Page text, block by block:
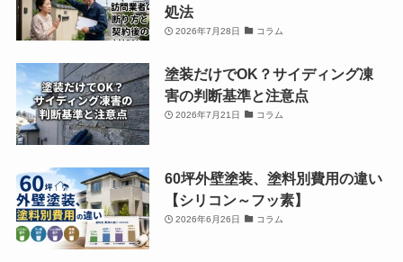
処法
2026年7月28日 コラム
塗装だけでOK？サイディング凍
害の判断基準と注意点
2026年7月21日 コラム
60坪外壁塗装、塗料別費用の違い
【シリコン～フッ素】
2026年6月26日 コラム